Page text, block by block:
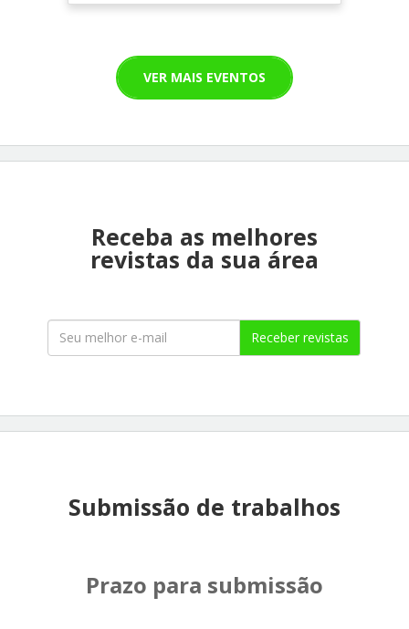
VER MAIS EVENTOS
Receba as melhores
revistas da sua área
Receber revistas
Submissão de trabalhos
Prazo para submissão